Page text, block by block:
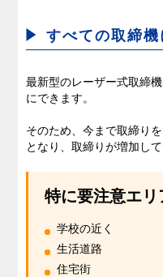
すべての取締
最新型のレーザー式取締
にできます。
そのため、今まで取締り
となり、取締りが増加して
特に要注意エリ
学校の近く
生活道路
住宅街